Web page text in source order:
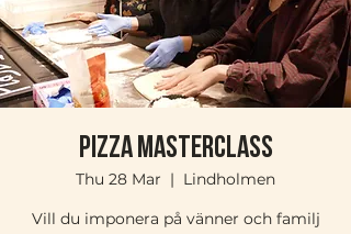
Pizza Masterclass
Thu 28 Mar
  |
Lindholmen
Vill du imponera på vänner och familj